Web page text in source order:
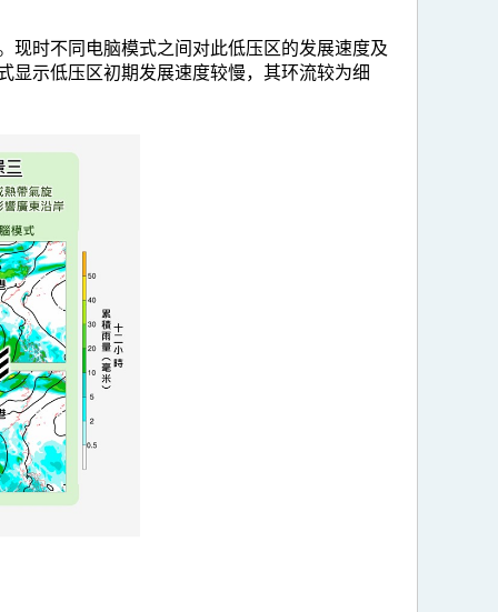
现时不同电脑模式之间对此低压区的发展速度及
显示低压区初期发展速度较慢，其环流较为细